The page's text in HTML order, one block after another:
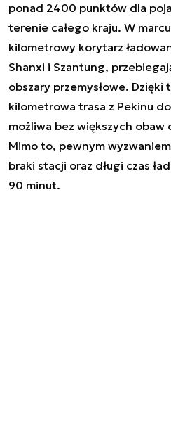
ponad 2400 punktów dla
terenie całego kraju. W
kilometrowy korytarz
Shanxi i Szantung,
obszary przemysłowe.
kilometrowa trasa z Pekinu
możliwa bez większych obaw
Mimo to, pewnym
braki stacji oraz długi czas
90 minut.